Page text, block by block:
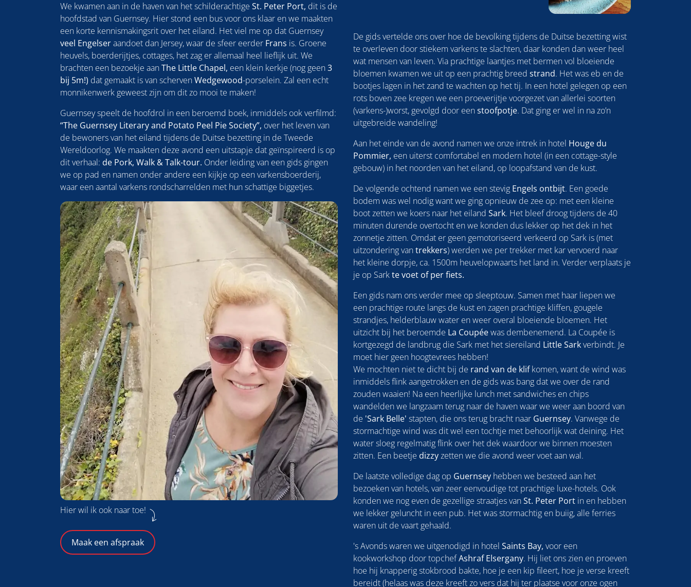
We kwamen aan in de haven van het schilderachtige St. Peter Port, dit is de
hoofdstad van Guernsey. Hier stond een bus voor ons klaar en we maakten
een korte kennismakingsrit over het eiland. Het viel me op dat Guernsey
veel Engelseraandoet dan Jersey, waar de sfeer eerder Frans is. Groene
heuvels, boerderijtjes, cottages, het zag er allemaal heel lieflijk uit. We
brachten een bezoekje aanThe Little Chapel, een klein kerkje (nog geen3
bij 5m!) dat gemaakt is van schervenWedgewood-porselein. Zal een echt
monnikenwerk geweest zijn om dit zo mooi te maken!
Guernsey speelt de hoofdrol in een beroemd boek, inmiddels ook verfilmd:
“The Guernsey Literary and Potato Peel Pie Society”, over het leven van
de bewoners van het eiland tijdens de Duitse bezetting in de Tweede
Wereldoorlog. We maakten deze avond een uitstapje dat geïnspireerd is op
dit verhaal: de Pork, Walk & Talk-tour. Onder leiding van een gids gingen
we op pad en namen onder andere een kijkje op een varkensboerderij,
waar een aantal varkens rondscharrelden met hun schattige biggetjes.
Hier wil ik ook naar toe!
Maak een afspraak
De gids vertelde ons over hoe de bevolking tijdens de Duitse bezetting wist
te overleven door stiekem varkens te slachten, daar konden dan weer heel
wat mensen van leven. Via prachtige laantjes met bermen vol bloeiende
bloemen kwamen we uit op een prachtig breed strand. Het was eb en de
bootjes lagen in het zand te wachten op het tij. In een hotel gelegen op een
rots boven zee kregen we een proeverijtje voorgezet van allerlei soorten
(varkens-)worst, gevolgd door eenstoofpotje. Dat ging er wel in na zo’n
uitgebreide wandeling!
Aan het einde van de avond namen we onze intrek in hotel Houge du
Pommier, een uiterst comfortabel en modern hotel (in een cottage-style
gebouw) in het noorden van het eiland, op loopafstand van de kust.
De volgende ochtend namen we een stevig Engels ontbijt. Een goede
bodem was wel nodig want we ging opnieuw de zee op: met een kleine
boot zetten we koers naar het eiland Sark. Het bleef droog tijdens de 40
minuten durende overtocht en we konden dus lekker op het dek in het
zonnetje zitten. Omdat er geen gemotoriseerd verkeerd op Sark is (met
uitzondering vantrekkers) werden we per trekker met kar vervoerd naar
het kleine dorpje, ca. 1500m heuvelopwaarts het land in. Verder verplaats je
je op Sarkte voet of per fiets.
Een gids nam ons verder mee op sleeptouw. Samen met haar liepen we
een prachtige route langs de kust en zagen prachtige kliffen, gougele
strandjes, helderblauw water en weer overal bloeiende bloemen. Het
uitzicht bij het beroemde La Coupéewas dembenemend. La Coupée is
kortgezegd de landbrug die Sark met het siereiland Little Sarkverbindt. Je
moet hier geen hoogtevrees hebben!
We mochten niet te dicht bij de rand van de klifkomen, want de wind was
inmiddels flink aangetrokken en de gids was bang dat we over de rand
zouden waaien! Na een heerlijke lunch met sandwiches en chips
wandelden we langzaam terug naar de haven waar we weer aan boord van
de 'Sark Belle' stapten, die ons terug bracht naar Guernsey. Vanwege de
stormachtige wind was dit wel een tochtje met behoorlijk wat deining. Het
water sloeg regelmatig flink over het dek waardoor we binnen moesten
zitten. Een beetje dizzyzetten we die avond weer voet aan wal.
De laatste volledige dag op Guernsey hebben we besteed aan het
bezoeken van hotels, van zeer eenvoudige tot prachtige luxe-hotels. Ook
konden we nog even de gezellige straatjes vanSt. Peter Port in en hebben
we lekker geluncht in een pub. Het was stormachtig en buiig, alle ferries
waren uit de vaart gehaald.
's Avonds waren we uitgenodigd in hotel Saints Bay, voor een
kookworkshop door topchefAshraf Elsergany. Hij liet ons zien en proeven
hoe hij knapperig stokbrood bakte, hoe je een kip fileert, hoe je verse kreeft
bereidt (helaas was deze kreeft zo vers dat hij ter plaatse voor onze ogen